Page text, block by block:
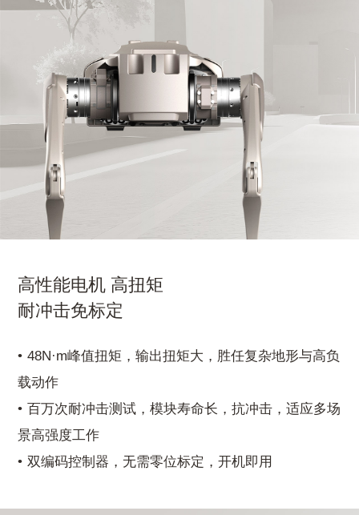
高性能电机 高扭矩
耐冲击免标定
48N·m峰值扭矩，输出扭矩大，胜任复杂地形与高负
载动作
百万次耐冲击测试，模块寿命长，抗冲击，适应多场
景高强度工作
双编码控制器，无需零位标定，开机即用